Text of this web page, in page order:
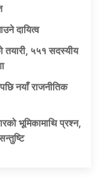
दायित्व
तयारी, ५५१ सदस्यीय
नयाँ राजनीतिक
भूमिकामाथि प्रश्न,